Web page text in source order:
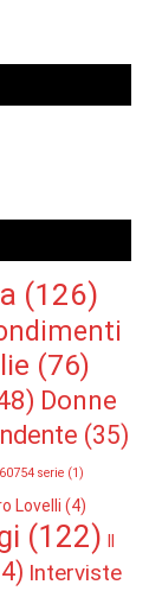
(126)
(76)
Donne
(35)
serie (1)
Lovelli (4)
(122) Il
Interviste